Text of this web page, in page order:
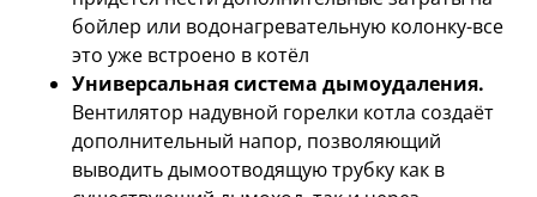
бойлер или водонагревательную колонку-все
это уже встроено в котёл
Универсальная система дымоудаления.
Вентилятор надувной горелки котла создаёт
дополнительный напор, позволяющий
выводить дымоотводящую трубку как в